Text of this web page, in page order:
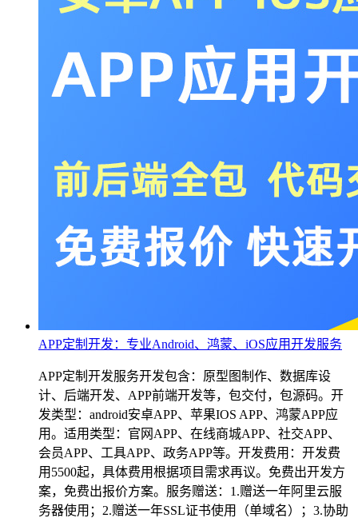
APP定制开发：专业Android、鸿蒙、iOS应用开发服务
APP定制开发服务开发包含：原型图制作、数据库设
计、后端开发、APP前端开发等，包交付，包源码。开
发类型：android安卓APP、苹果IOS APP、鸿蒙APP应
用。适用类型：官网APP、在线商城APP、社交APP、
会员APP、工具APP、政务APP等。开发费用：开发费
用5500起，具体费用根据项目需求再议。免费出开发方
案，免费出报价方案。服务赠送：1.赠送一年阿里云服
务器使用；2.赠送一年SSL证书使用（单域名）；3.协助